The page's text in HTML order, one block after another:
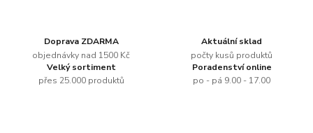
Doprava ZDARMA
objednávky nad 1500 Kč
Aktuální sklad
počty kusů produktů
Velký sortiment
přes 25.000 produktů
Poradenství online
po - pá 9.00 - 17.00